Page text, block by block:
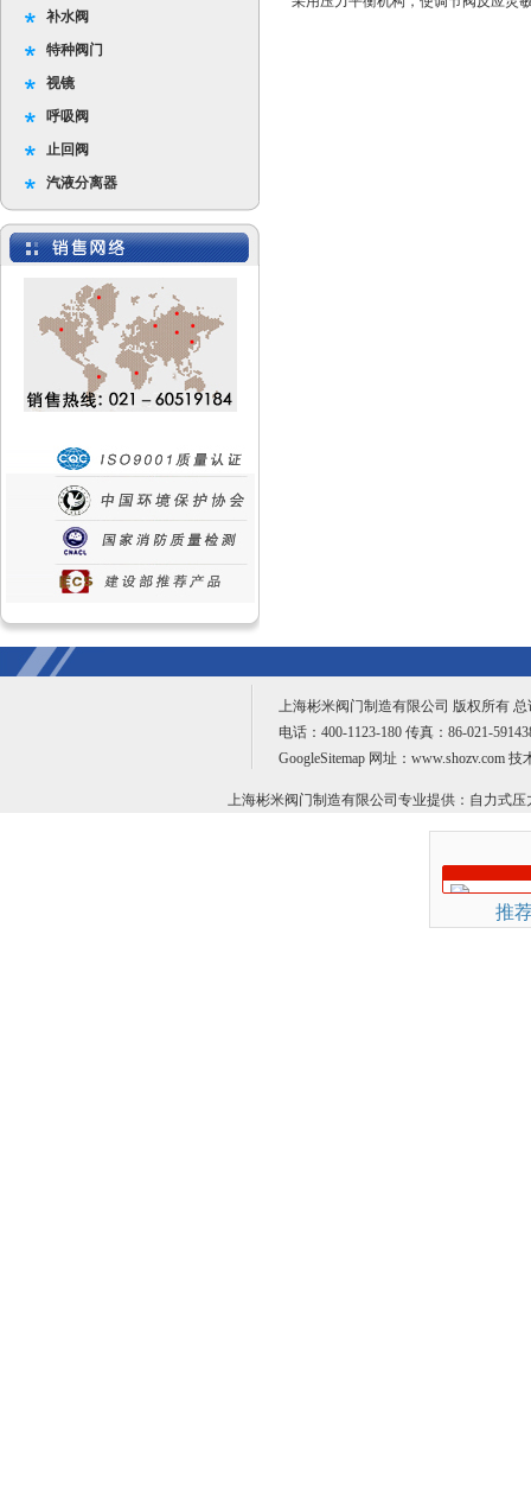
补水阀
特种阀门
视镜
呼吸阀
止回阀
汽液分离器
上海彬米阀门制造有限公司 版权所有
电话：400-1123-180 传真：86-021-
GoogleSitemap 网址：www.shozv.com 技
上海彬米阀门制造有限公司专业提供： 自力式压
推